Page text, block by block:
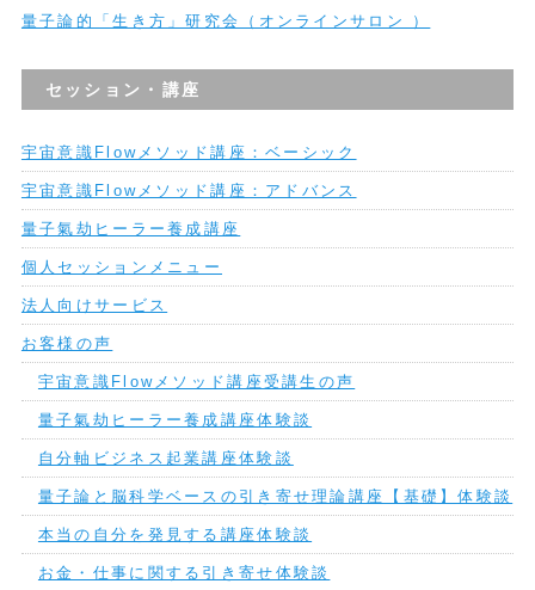
量子論的「生き方」研究会（オンラインサロン ）
セッション・講座
宇宙意識Flowメソッド講座：ベーシック
宇宙意識Flowメソッド講座：アドバンス
量子氣劫ヒーラー養成講座
個人セッションメニュー
法人向けサービス
お客様の声
宇宙意識Flowメソッド講座受講生の声
量子氣劫ヒーラー養成講座体験談
自分軸ビジネス起業講座体験談
量子論と脳科学ベースの引き寄せ理論講座【基礎】体験談
本当の自分を発見する講座体験談
お金・仕事に関する引き寄せ体験談